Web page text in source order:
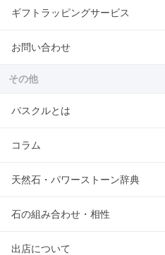
ギフトラッピングサービス
お問い合わせ
その他
パスクルとは
コラム
天然石・パワーストーン辞典
石の組み合わせ・相性
出店について